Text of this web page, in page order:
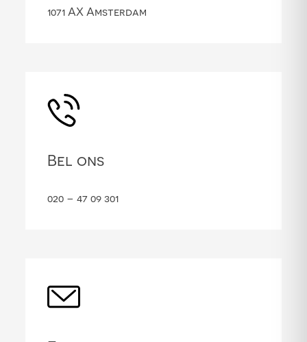
1071 AX Amsterdam
Bel ons
020 – 47 09 301